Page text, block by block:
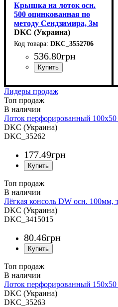
Крышка на лоток осн.
500 оцинкованная по
методу Сендзимира, 3м
DKC (Украина)
DKC_3552706
536.80грн
аксессуары
Сендзимира
Лидеры продаж
Топ продаж
Лоток перфорированный
DKC (Украина)
DKC_35262
177.49грн
Топ продаж
Лёгкая консоль DW осн.
DKC (Украина)
DKC_3415015
80.46грн
Топ продаж
Лоток перфорированный
DKC (Украина)
DKC_35263